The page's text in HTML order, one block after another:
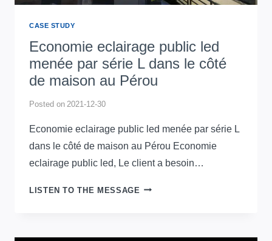
CASE STUDY
Economie eclairage public led
menée par série L dans le côté
de maison au Pérou
Posted on 2021-12-30
Economie eclairage public led menée par série L
dans le côté de maison au Pérou Economie
eclairage public led, Le client a besoin…
LISTEN TO THE MESSAGE ECONOMIE